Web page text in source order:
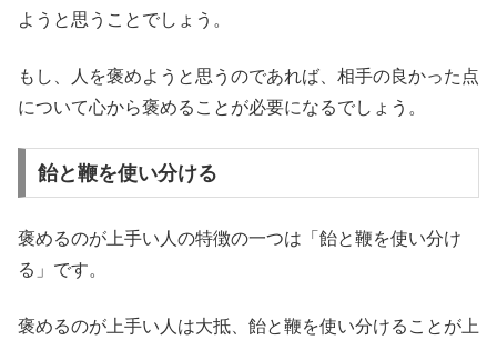
ようと思うことでしょう。
もし、人を褒めようと思うのであれば、相手の良かった点
について心から褒めることが必要になるでしょう。
飴と鞭を使い分ける
褒めるのが上手い人の特徴の一つは「飴と鞭を使い分け
る」です。
褒めるのが上手い人は大抵、飴と鞭を使い分けることが上